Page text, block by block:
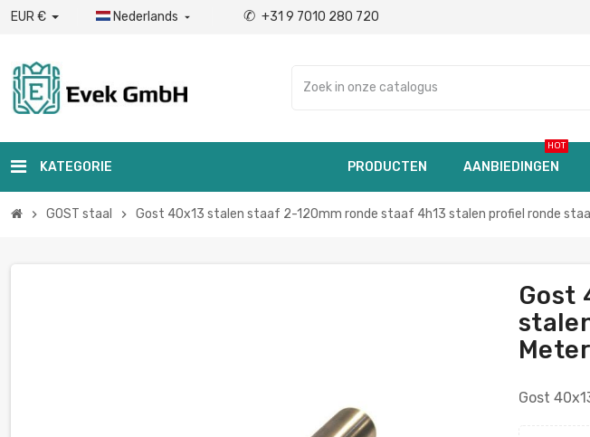
EUR € Nederlands  ✆ +31 9 7010 280 720
KATEGORIE PRODUCTEN AANBIEDINGEN
HOT
chevron_right GOST staal chevron_right Gost 40x13 stalen staaf 2-120mm ronde staaf 4h13 stalen profiel ronde
Gost
Gost